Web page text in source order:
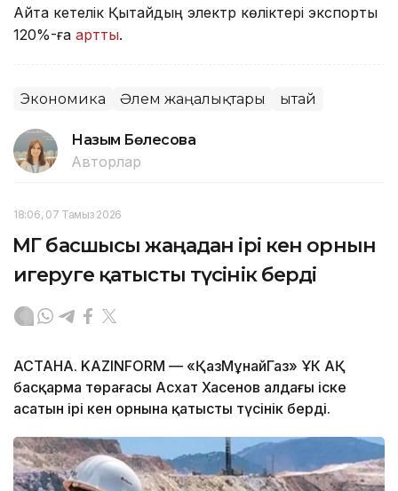
Айта кетелік Қытайдың электр көліктері экспорты
120%-ға артты.
Экономика Әлем жаңалықтары Қытай
Назым Бөлесова
Авторлар
18:06, 07 Тамыз 2026
ҚМГ басшысы жаңадан ірі кен орнын
игеруге қатысты түсінік берді
АСТАНА. KAZINFORM — «ҚазМұнайГаз» ҰК АҚ
басқарма төрағасы Асхат Хасенов алдағы іске
асатын ірі кен орнына қатысты түсінік берді.